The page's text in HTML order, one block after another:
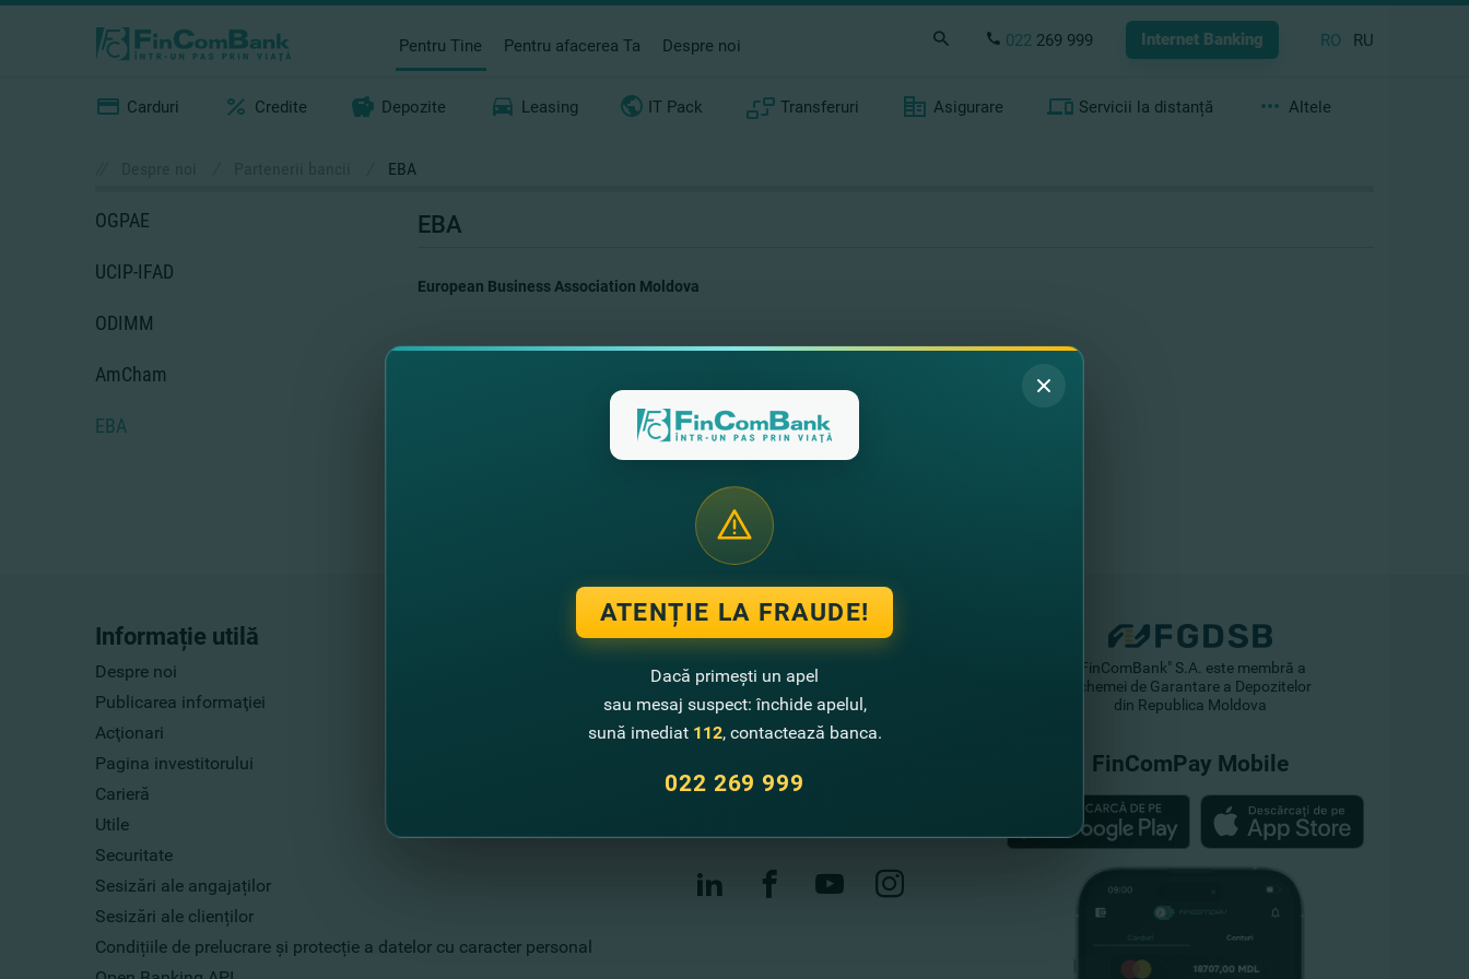
Pentru Tine Pentru afacerea Ta Despre noi 022 269 999 Internet Banking RO RU
Carduri Credite Depozite Leasing IT Pack Transferuri Asigurare Servicii la distanță Altele
EBA
OGPAE
UCIP-IFAD
ODIMM
AmCham
EBA
EBA
European Business Association Moldova
Informație utilă
Despre noi
Publicarea informaţiei
Acţionari
Pagina investitorului
Carieră
Utile
Securitate
Sesizări ale angajaților
Sesizări ale clienților
Condițiile de prelucrare și protecție a datelor cu caracter personal
Contactează-ne
Call center
022 269 999
Sugestii de îmbunătățire
Sucursale și bancomate
"FinComBank" S.A. este membră a
Schemei de Garantare a Depozitelor
din Republica Moldova
FinComPay Mobile
ATENȚIE LA FRAUDE!
Dacă primești un apel
sau mesaj suspect: închide apelul,
sună imediat 112, contactează banca.
022 269 999